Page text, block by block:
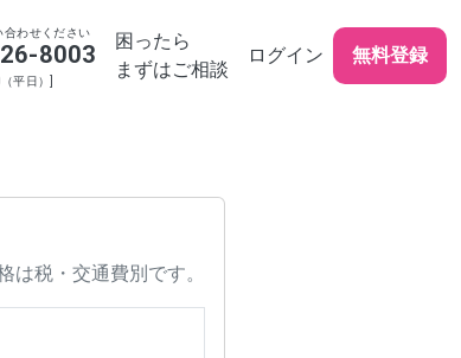
合わせください
8003
平日）]
困ったら
まずはご相談
ログイン 無料登録
は税・交通費別です。